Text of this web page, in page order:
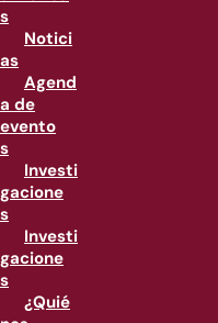
s
Notici
as
Agend
a de
evento
s
Investi
gacione
s
Investi
gacione
s
¿Quié